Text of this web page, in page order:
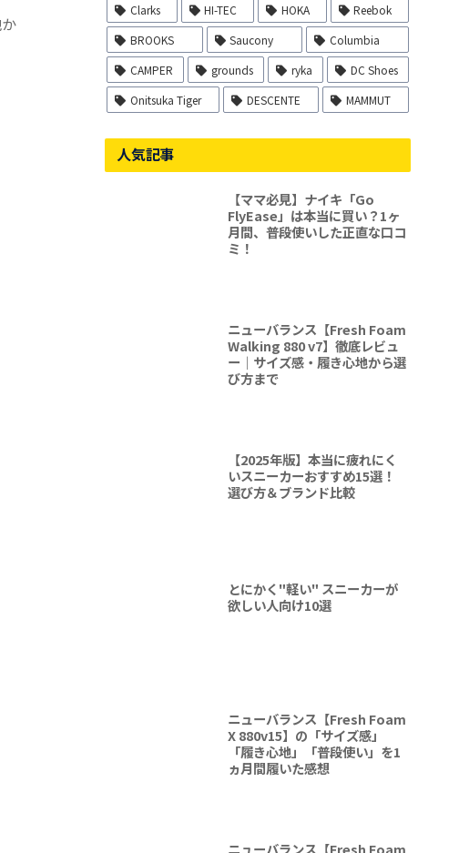
Clarks
HI-TEC HOKA
Reebok
BROOKS
Saucony
Columbia
CAMPER
grounds ryka
DC Shoes
Onitsuka Tiger
DESCENTE MAMMUT
人気記事
【ママ必見】ナイキ「Go
FlyEase」は本当に買い？1ヶ
月間、普段使いした正直な口コ
ミ！
ニューバランス【Fresh Foam
Walking 880 v7】徹底レビュ
ー｜サイズ感・履き心地から選
び方まで
【2025年版】本当に疲れにく
いスニーカーおすすめ15選！
選び方＆ブランド比較
とにかく"軽い" スニーカーが
欲しい人向け10選
ニューバランス【Fresh Foam
X 880v15】の「サイズ感」
「履き心地」「普段使い」を1
ヵ月間履いた感想
ニューバランス【Fresh Foam